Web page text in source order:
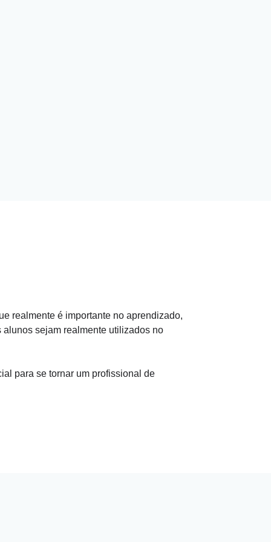
realmente é importante no aprendizado,
sejam realmente utilizados no
para se tornar um profissional de